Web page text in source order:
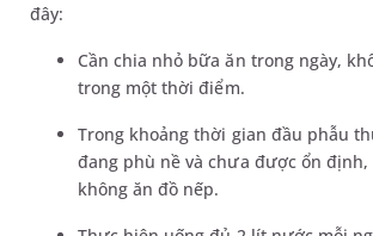
đây:
Cần chia nhỏ bữa ăn trong ngày,
trong một thời điểm.
Trong khoảng thời gian đầu phẫu
đang phù nề và chưa được ổn
không ăn đồ nếp.